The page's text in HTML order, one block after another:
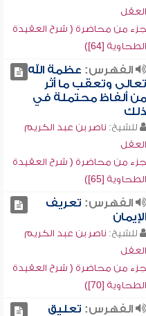
العقل
جزء من محاضرة ( شرح العقيدة
الطحاوية [64])
الفهرس: عظمة الله
تعالى وتعقب ما أثر
من ألفاظ محتملة في
ذلك
للشيخ: ناصر بن عبد الكريم
العقل
جزء من محاضرة ( شرح العقيدة
الطحاوية [65])
الفهرس: تعريف
الإيمان
للشيخ: ناصر بن عبد الكريم
العقل
جزء من محاضرة ( شرح العقيدة
الطحاوية [70])
الفهرس: تعليق